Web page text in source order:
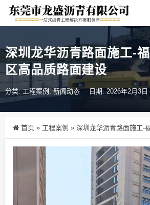
深圳龙华沥青路面施工-
区高品质路面建设
分类:工程案例 ,新闻动态 日期: 2026年2月3日
首页 » 工程案例 » 深圳龙华沥青路面施工-福城南